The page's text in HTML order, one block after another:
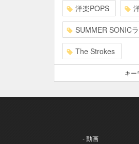
洋楽POPS
SUMMER SONIC
The Strokes
キー
- 動画